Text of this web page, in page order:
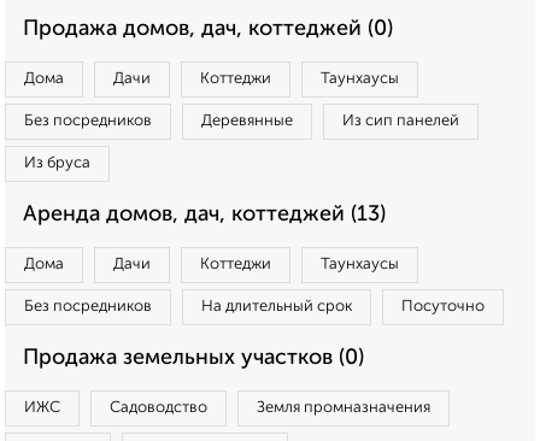
Продажа домов, дач, коттеджей (0)
Дома Дачи Коттеджи Таунхаусы
Без посредников Деревянные Из сип панелей
Из бруса
Аренда домов, дач, коттеджей (13)
Дома Дачи Коттеджи Таунхаусы
Без посредников На длительный срок Посуточно
Продажа земельных участков (0)
ИЖС Садоводство Земля промназначения